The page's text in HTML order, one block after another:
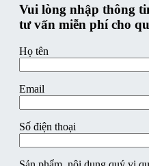
Vui lòng nhập thông
tư vấn miễn phí cho
Họ tên
Email
Số điện thoại